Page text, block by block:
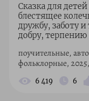
Сказка для
блестящее
дружбу, заботу
добру,
поучительные,
фольклорные,
6 419 6